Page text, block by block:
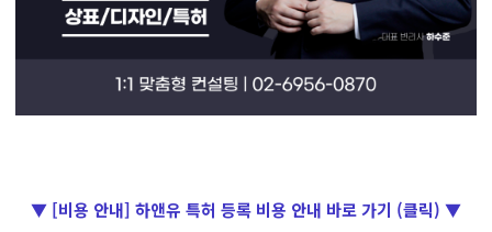
▼ [비용 안내] 하앤유 특허 등록 비용 안내 바로 가기 (클릭) ▼